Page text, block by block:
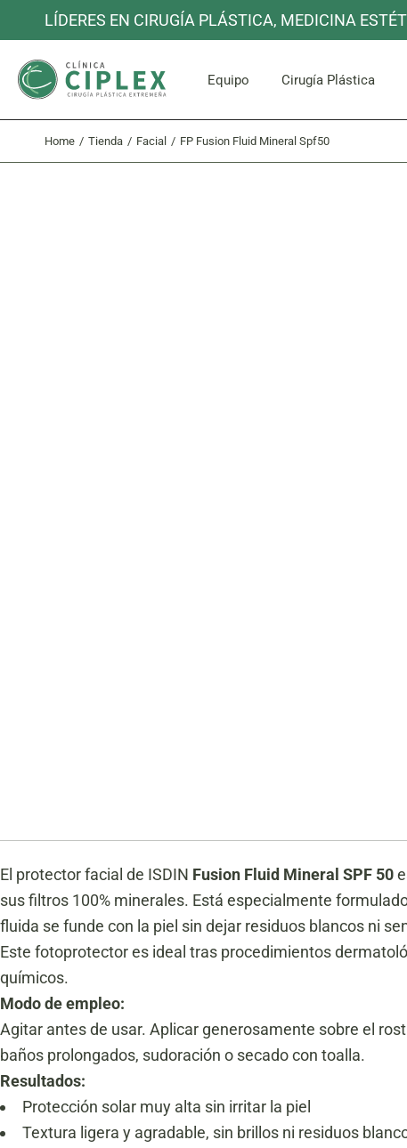
the
LÍDERES EN CIRUGÍA PLÁSTICA, MEDICINA
Equipo Cirugía Plástica
Home Tienda Facial FP Fusion Fluid Mineral Spf50
El protector facial de ISDIN Fusion Fluid Mineral SPF 50
sus filtros 100% minerales. Está especialmente
fluida se funde con la piel sin dejar residuos blancos ni
Este fotoprotector es ideal tras procedimientos
químicos.
Modo de empleo:
Agitar antes de usar. Aplicar generosamente sobre el
baños prolongados, sudoración o secado con toalla.
Resultados:
Protección solar muy alta sin irritar la piel
Textura ligera y agradable, sin brillos ni residuos